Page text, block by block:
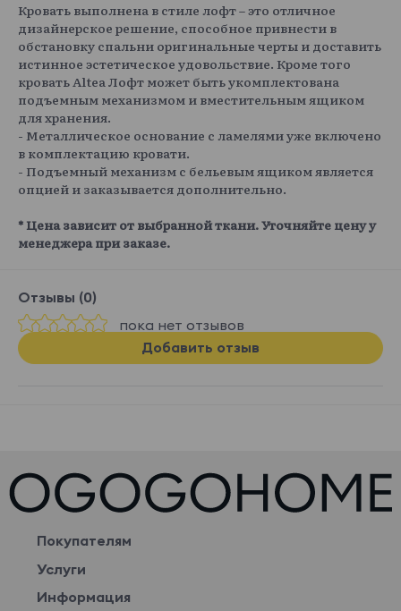
Кровать выполнена в стиле лофт – это отличное
дизайнерское решение, способное привнести в
обстановку спальни оригинальные черты и доставить
истинное эстетическое удовольствие. Кроме того
кровать Altea Лофт может быть укомплектована
подъемным механизмом и вместительным ящиком
для хранения.
- Металлическое основание с ламелями уже включено
в комплектацию кровати.
- Подъемный механизм с бельевым ящиком является
опцией и заказывается дополнительно.
* Цена зависит от выбранной ткани. Уточняйте цену у
менеджера при заказе.
Отзывы (0)
пока нет отзывов
Добавить отзыв
Покупателям
Услуги
Информация